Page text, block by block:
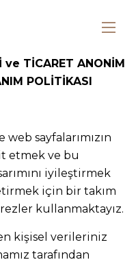
ve TİCARET ANONİM
POLİTİKASI
web sayfalarımızın
etmek ve bu
iyileştirmek
için bir takım
kullanmaktayız.
kişisel verileriniz
tarafından